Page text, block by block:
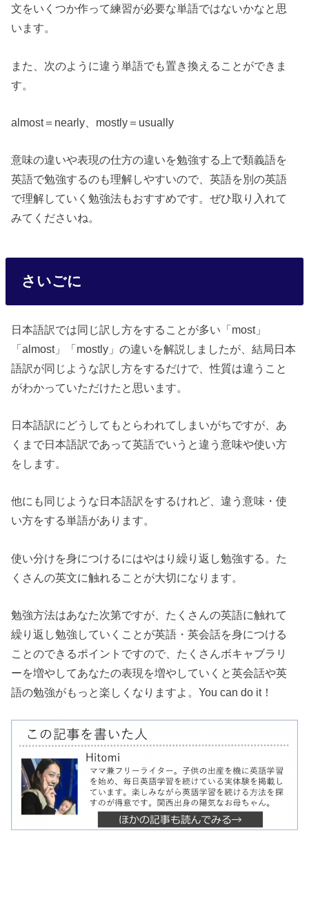
文をいくつか作って練習が必要な単語ではないかなと思
います。
また、次のように違う単語でも置き換えることができま
す。
almost＝nearly、mostly＝usually
意味の違いや表現の仕方の違いを勉強する上で類義語を
英語で勉強するのも理解しやすいので、英語を別の英語
で理解していく勉強法もおすすめです。ぜひ取り入れて
みてくださいね。
さいごに
日本語訳では同じ訳し方をすることが多い「most」
「almost」「mostly」の違いを解説しましたが、結局日本
語訳が同じような訳し方をするだけで、性質は違うこと
がわかっていただけたと思います。
日本語訳にどうしてもとらわれてしまいがちですが、あ
くまで日本語訳であって英語でいうと違う意味や使い方
をします。
他にも同じような日本語訳をするけれど、違う意味・使
い方をする単語があります。
使い分けを身につけるにはやはり繰り返し勉強する。た
くさんの英文に触れることが大切になります。
勉強方法はあなた次第ですが、たくさんの英語に触れて
繰り返し勉強していくことが英語・英会話を身につける
ことのできるポイントですので、たくさんボキャブラリ
ーを増やしてあなたの表現を増やしていくと英会話や英
語の勉強がもっと楽しくなりますよ。You can do it！